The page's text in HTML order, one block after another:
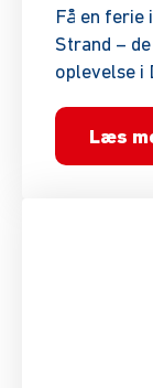
Få en ferie
Strand –
oplevelse i
Læs